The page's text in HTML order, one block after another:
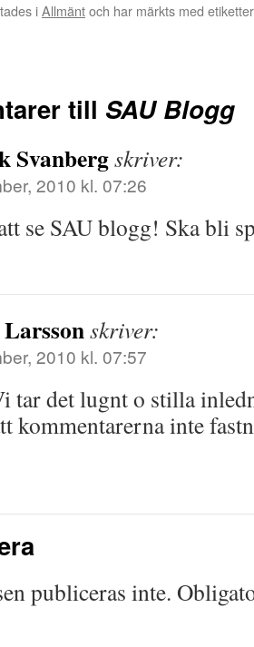
iAllmäntoch har märkts med
till SAU Blogg
Svanbergskriver:
2010 kl. 07:26
se SAU blogg! Ska bli
skriver:
2010 kl. 07:57
tar det lugnt o stilla
kommentarerna inte
publiceras inte.